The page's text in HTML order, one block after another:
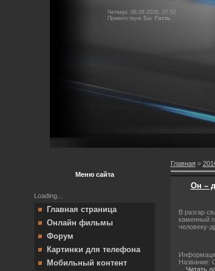
Четверг, 06.08.2026, 07:52
Приветствую Вас Гость
Меню сайта
Loading...
Главная страница
Онлайн фильмы
Форум
Картинки для телефона
Мобильный контент
Главная»
Он –
В разгар
каменный
человеку-
Название:
Читать